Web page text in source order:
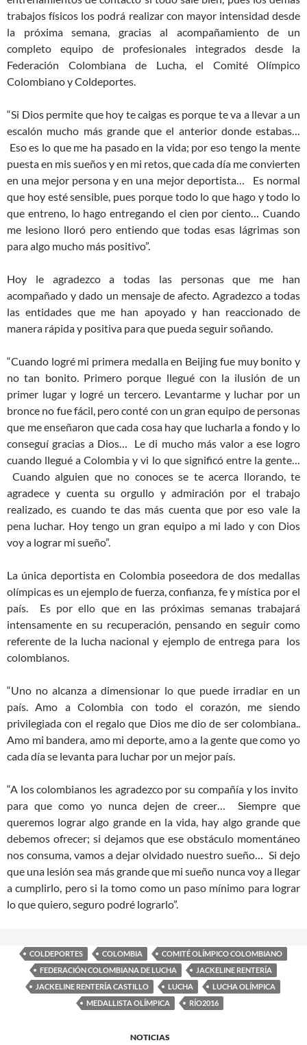
trabajos físicos los podrá realizar con mayor intensidad desde
la próxima semana, gracias al acompañamiento de un
completo equipo de profesionales integrados desde la
Federación Colombiana de Lucha, el Comité Olímpico
Colombiano y Coldeportes.
“Si Dios permite que hoy te caigas es porque te va a llevar a un
escalón mucho más grande que el anterior donde estabas…
Eso es lo que me ha pasado en la vida; por eso tengo la mente
puesta en mis sueños y en mi retos, que cada día me convierten
en una mejor persona y en una mejor deportista… Es normal
que hoy esté sensible, pues porque todo lo que hago y todo lo
que entreno, lo hago entregando el cien por ciento… Cuando
me lesiono lloró pero entiendo que todas esas lágrimas son
para algo mucho más positivo”.
Hoy le agradezco a todas las personas que me han
acompañado y dado un mensaje de afecto. Agradezco a todas
las entidades que me han apoyado y han reaccionado de
manera rápida y positiva para que pueda seguir soñando.
“Cuando logré mi primera medalla en Beijing fue muy bonito y
no tan bonito. Primero porque llegué con la ilusión de un
primer lugar y logré un tercero. Levantarme y luchar por un
bronce no fue fácil, pero conté con un gran equipo de personas
que me enseñaron que cada cosa hay que lucharla a fondo y lo
conseguí gracias a Dios… Le di mucho más valor a ese logro
cuando llegué a Colombia y vi lo que significó entre la gente…
Cuando alguien que no conoces se te acerca llorando, te
agradece y cuenta su orgullo y admiración por el trabajo
realizado, es cuando te das más cuenta que por eso vale la
pena luchar. Hoy tengo un gran equipo a mi lado y con Dios
voy a lograr mi sueño”.
La única deportista en Colombia poseedora de dos medallas
olímpicas es un ejemplo de fuerza, confianza, fe y mística por el
país. Es por ello que en las próximas semanas trabajará
intensamente en su recuperación, pensando en seguir como
referente de la lucha nacional y ejemplo de entrega para los
colombianos.
“Uno no alcanza a dimensionar lo que puede irradiar en un
país. Amo a Colombia con todo el corazón, me siendo
privilegiada con el regalo que Dios me dio de ser colombiana..
Amo mi bandera, amo mi deporte, amo a la gente que como yo
cada día se levanta para luchar por un mejor país.
“A los colombianos les agradezco por su compañía y los invito
para que como yo nunca dejen de creer… Siempre que
queremos lograr algo grande en la vida, hay algo grande que
debemos ofrecer; si dejamos que ese obstáculo momentáneo
nos consuma, vamos a dejar olvidado nuestro sueño… Si dejo
que una lesión sea más grande que mi sueño nunca voy a llegar
a cumplirlo, pero si la tomo como un paso mínimo para lograr
lo que quiero, seguro podré lograrlo”.
COLDEPORTES COLOMBIA
COMITÉ OLÍMPICO COLOMBIANO
FEDERACIÓN COLOMBIANA DE LUCHA
JACKELINE RENTERÍA
JACKELINE RENTERÍA CASTILLO
LUCHA
LUCHA OLÍMPICA
MEDALLISTA OLÍMPICA
RÍO2016
NOTICIAS